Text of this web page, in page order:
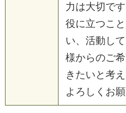
力は大切で
役に立つこ
い、活動し
様からのご
きたいと考
よろしくお